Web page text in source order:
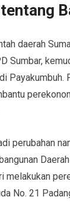
daerah
Sumbar,
Payakumbuh.
perubahan
melakukan
No. 21